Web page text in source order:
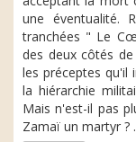
une éventualité.
tranchées " Le
des deux côtés
les préceptes qu'il
la hiérarchie
Mais n'est-il pas
Zamaï un martyr ?